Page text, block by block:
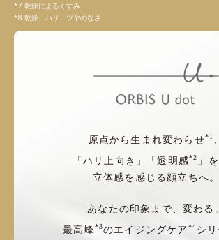
乾燥によるくすみ
乾燥、ハリ、ツヤのなさ
原点から生まれ変わらせ*1
「ハリ上向き」「透明感*2 」
立体感を感じる顔立ちへ。
あなたの印象まで、変わる
最高峰*3のエイジングケア *4シ